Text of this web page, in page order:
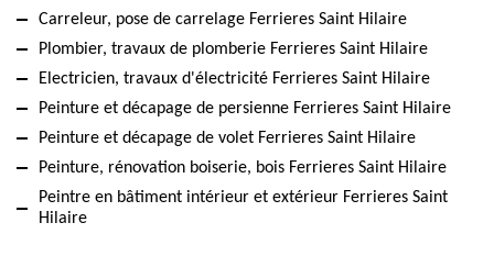
Carreleur, pose de carrelage Ferrieres Saint Hilaire
Plombier, travaux de plomberie Ferrieres Saint Hilaire
Electricien, travaux d'électricité Ferrieres Saint Hilaire
Peinture et décapage de persienne Ferrieres Saint Hilaire
Peinture et décapage de volet Ferrieres Saint Hilaire
Peinture, rénovation boiserie, bois Ferrieres Saint Hilaire
Peintre en bâtiment intérieur et extérieur Ferrieres Saint
Hilaire